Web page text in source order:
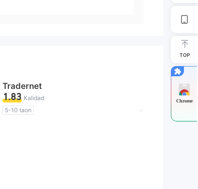
Tradernet
1.83 Kalidad
5-10 taon
TOP
Chrome